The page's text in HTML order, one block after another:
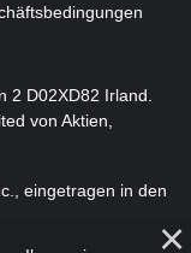
2 D02XD82 Irland.
von Aktien,
eingetragen in den